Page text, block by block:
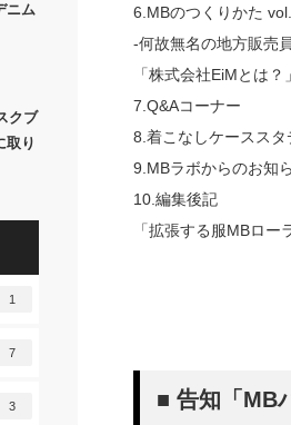
6.MBのつくりかた
-何故無名の地方販売
「株式会社EiMとは？」
7.Q&Aコーナー
8.着こなしケーススタ
9.MBラボからのお知
10.編集後記
「拡張する服MBロー
■ 告知「MB
ニム
クブ
取り
1
7
3